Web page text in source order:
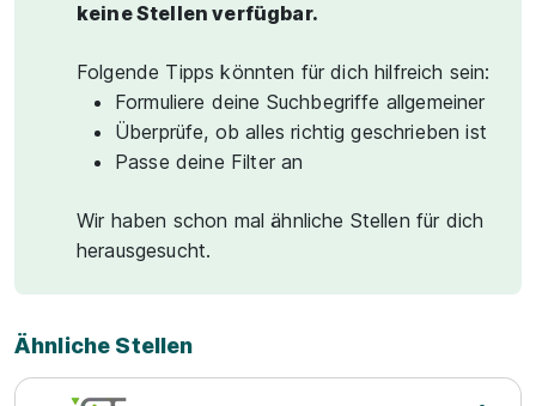
keine Stellen verfügbar.
Folgende Tipps könnten für dich hilfreich sein:
Formuliere deine Suchbegriffe allgemeiner
Überprüfe, ob alles richtig geschrieben ist
Passe deine Filter an
Wir haben schon mal ähnliche Stellen für dich
herausgesucht.
Ähnliche Stellen